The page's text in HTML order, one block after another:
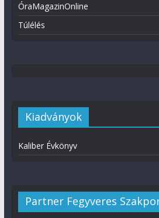
ÓraMagazinOnline
Túlélés
Kiadványok
Kaliber Évkönyv
Partner Fegyveres